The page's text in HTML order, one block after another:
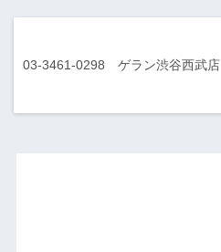
03-3461-0298 ゲラン渋谷西武店